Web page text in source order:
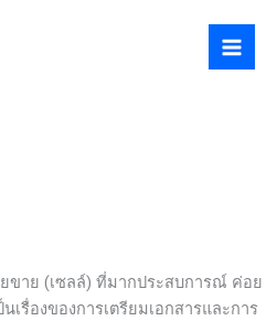
ขาย (เซลล์) ที่มากประสบการณ์ ค่อย
รื่องของการเตรียมเอกสารและการ